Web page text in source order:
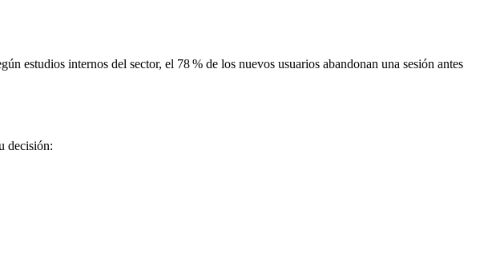
estudios internos del sector, el 78 % de los nuevos usuarios abandonan una sesión antes
decisión: